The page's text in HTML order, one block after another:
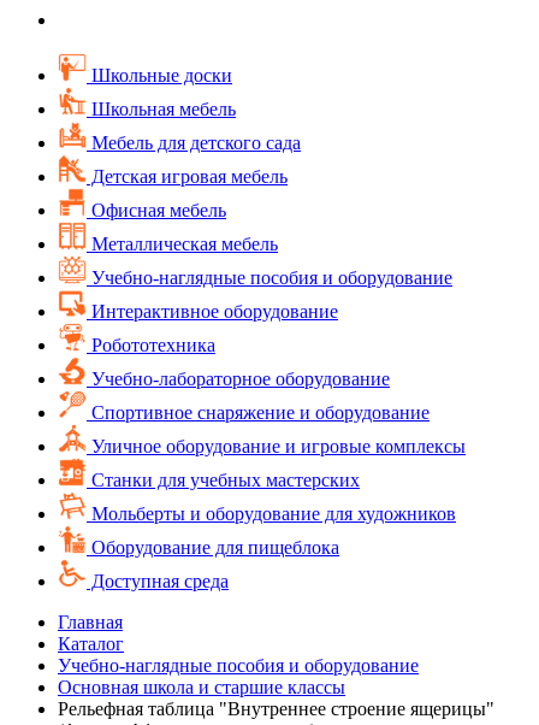
Школьные доски
Школьная мебель
Мебель для детского сада
Детская игровая мебель
Офисная мебель
Металлическая мебель
Учебно-наглядные пособия и оборудование
Интерактивное оборудование
Робототехника
Учебно-лабораторное оборудование
Спортивное снаряжение и оборудование
Уличное оборудование и игровые комплексы
Cтанки для учебных мастерских
Мольберты и оборудование для художников
Оборудование для пищеблока
Доступная среда
Главная
Каталог
Учебно-наглядные пособия и оборудование
Основная школа и старшие классы
Рельефная таблица "Внутреннее строение ящерицы"